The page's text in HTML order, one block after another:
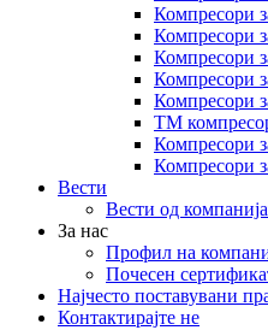
Компресори
Компресори
Компресори
Компресори
Компресори
ТМ
Компресори
Компресори
Вести
Вести од
За нас
Профил на
Почесен
Најчесто поставувани
Контактирајте не